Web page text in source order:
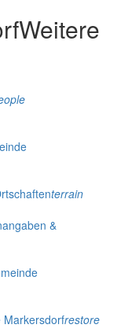
Weitere
terrain
&
Markersdorfrestore